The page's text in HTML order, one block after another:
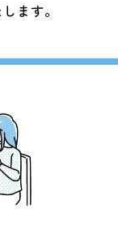
ます。